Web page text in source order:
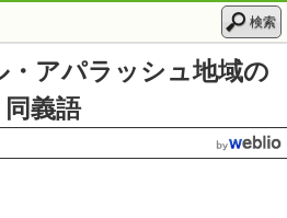
検索
・アパラッシュ地域の
義語